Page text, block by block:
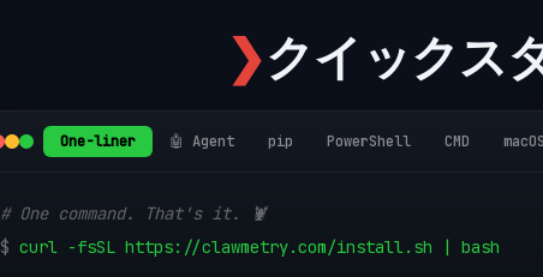
❯クイックス
One-liner 🤖 Agent pip PowerShell CMD macOS
# One command. That's it. 🦞
$ curl -fsSL https://clawmetry.com/install.sh | bash